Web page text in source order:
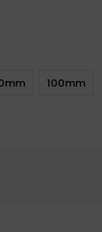
100mm